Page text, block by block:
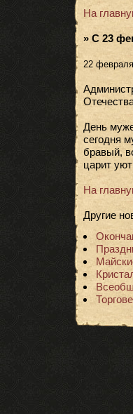
На
» С 23
22
День
сегодня
бравый,
царит
На
Другие